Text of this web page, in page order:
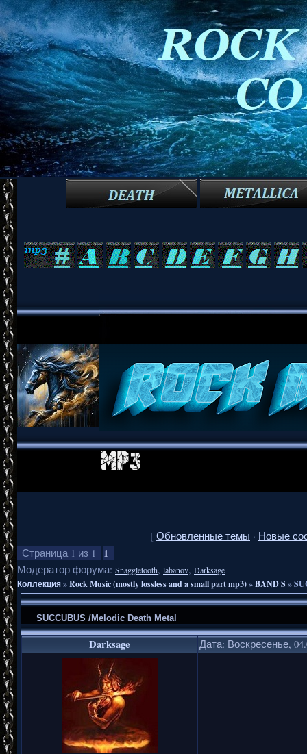
[ Обновленные темы · Новые
Страница 1 из 1 1
Модератор форума: Snaggletooth, labanov, Darksage
Коллекция»Rock Music (mostly lossless and a small part mp3)»BAND S »
SUCCUBUS /Melodic Death Metal
Darksage Дата: Воскресенье,